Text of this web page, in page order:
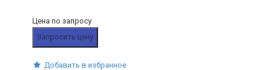
Цена по запросу
Запросить цену
Добавить в избранное